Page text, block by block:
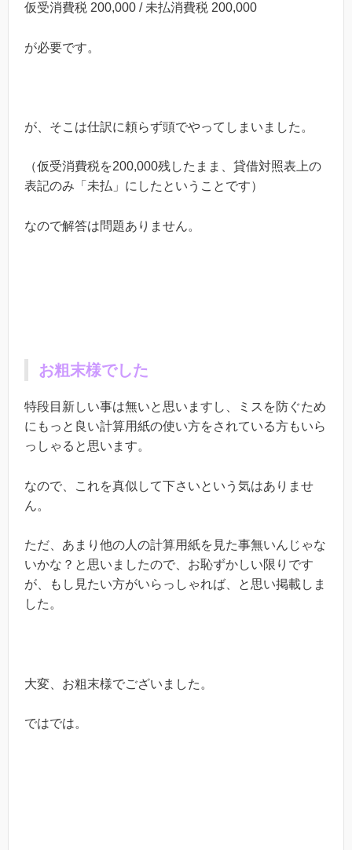
仮受消費税 200,000 / 未払消費税 200,000
が必要です。
が、そこは仕訳に頼らず頭でやってしまいました。
（仮受消費税を200,000残したまま、貸借対照表上の
表記のみ「未払」にしたということです）
なので解答は問題ありません。
お粗末様でした
特段目新しい事は無いと思いますし、ミスを防ぐため
にもっと良い計算用紙の使い方をされている方もいら
っしゃると思います。
なので、これを真似して下さいという気はありませ
ん。
ただ、あまり他の人の計算用紙を見た事無いんじゃな
いかな？と思いましたので、お恥ずかしい限りです
が、もし見たい方がいらっしゃれば、と思い掲載しま
した。
大変、お粗末様でございました。
ではでは。